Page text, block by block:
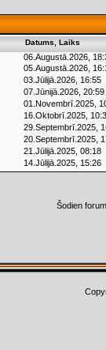
Datums, Laiks
06.Augustā.2026,
05.Augustā.2026,
03.Jūlijā.2026, 16:55
07.Jūnijā.2026, 20:59
01.Novembrī.2025,
16.Oktobrī.2025,
29.Septembrī.2025,
20.Septembrī.2025,
21.Jūlijā.2025, 08:18
14.Jūlijā.2025, 15:26
Šodien